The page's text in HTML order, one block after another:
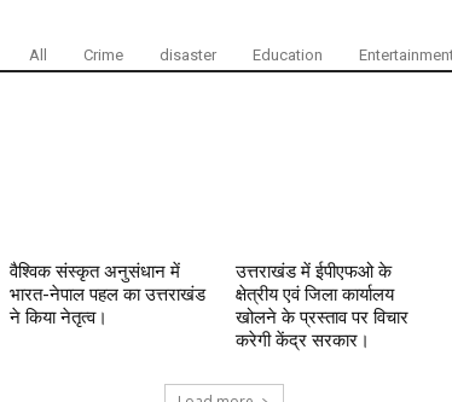
All Crime disaster Education
वैश्विक संस्कृत अनुसंधान में
भारत-नेपाल पहल का उत्तराखंड
ने किया नेतृत्व।
उत्तराखंड में ईपीएफओ के
क्षेत्रीय एवं जिला कार्यालय
खोलने के प्रस्ताव पर विचार
करेगी केंद्र सरकार।